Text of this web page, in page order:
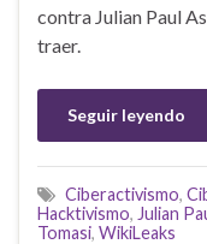
contra Julian Paul
traer.
Seguir leyendo
Ciberactivismo,
Hacktivismo, Julian
Tomasi, WikiLeaks